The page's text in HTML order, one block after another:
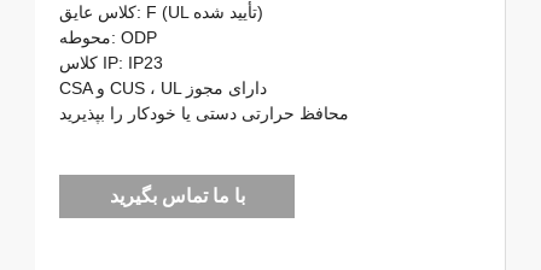
کلاس عایق: F (UL تأیید شده)
محوطه: ODP
کلاس IP: IP23
CSA و CUS ، UL دارای مجوز
محافظ حرارتی دستی یا خودکار را بپذیرید
با ما تماس بگیرید